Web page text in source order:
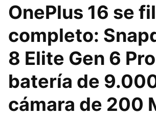
OnePlus 16 se
completo:
8 Elite Gen 6
batería de
cámara de 200